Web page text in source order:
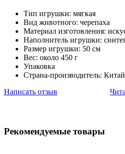
Тип игрушки: мягкая
Вид животного: черепаха
Материал изготовления:
Наполнитель игрушки:
Размер игрушки: 50 см
Вес: около 450 г
Упаковка
Страна-производитель: Китай
Написать отзыв
Рекомендуемые товары